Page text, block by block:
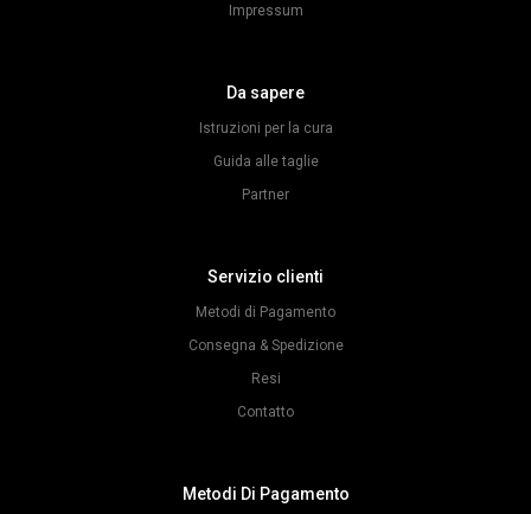
Impressum
Da sapere
Istruzioni per la cura
Guida alle taglie
Partner
Servizio clienti
Metodi di Pagamento
Consegna & Spedizione
Resi
Contatto
Metodi Di Pagamento